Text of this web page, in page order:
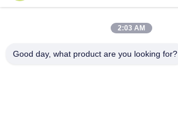
jutaisales18@gmail.com
2:03 AM
Good day, what product are you looking for?